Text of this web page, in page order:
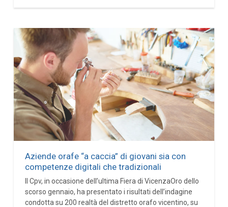
Aziende orafe “a caccia” di giovani sia con
competenze digitali che tradizionali
Il Cpv, in occasione dell’ultima Fiera di VicenzaOro dello
scorso gennaio, ha presentato i risultati dell’indagine
condotta su 200 realtà del distretto orafo vicentino, su